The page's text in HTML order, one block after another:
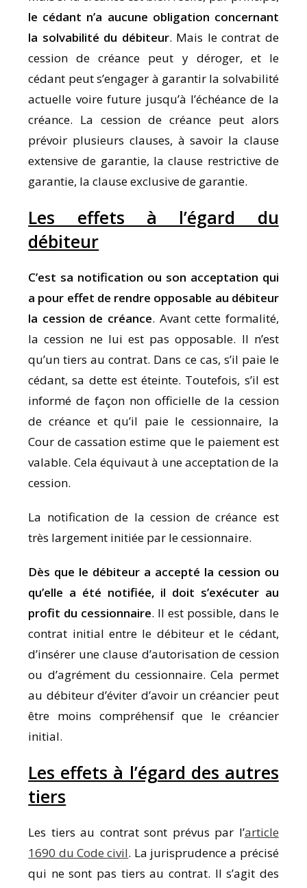
le cédant n’a aucune obligation concernant
la solvabilité du débiteur. Mais le contrat de
cession de créance peut y déroger, et le
cédant peut s’engager à garantir la solvabilité
actuelle voire future jusqu’à l’échéance de la
créance. La cession de créance peut alors
prévoir plusieurs clauses, à savoir la clause
extensive de garantie, la clause restrictive de
garantie, la clause exclusive de garantie.
Les effets à l’égard du
débiteur
C’est sa notification ou son acceptation qui
a pour effet de rendre opposable au débiteur
la cession de créance. Avant cette formalité,
la cession ne lui est pas opposable. Il n’est
qu’un tiers au contrat. Dans ce cas, s’il paie le
cédant, sa dette est éteinte. Toutefois, s’il est
informé de façon non officielle de la cession
de créance et qu’il paie le cessionnaire, la
Cour de cassation estime que le paiement est
valable. Cela équivaut à une acceptation de la
cession.
La notification de la cession de créance est
très largement initiée par le cessionnaire.
Dès que le débiteur a accepté la cession ou
qu’elle a été notifiée, il doit s’exécuter au
profit du cessionnaire. Il est possible, dans le
contrat initial entre le débiteur et le cédant,
d’insérer une clause d’autorisation de cession
ou d’agrément du cessionnaire. Cela permet
au débiteur d’éviter d’avoir un créancier peut
être moins compréhensif que le créancier
initial.
Les effets à l’égard des autres
tiers
Les tiers au contrat sont prévus par l’article
1690 du Code civil. La jurisprudence a précisé
qui ne sont pas tiers au contrat. Il s’agit des